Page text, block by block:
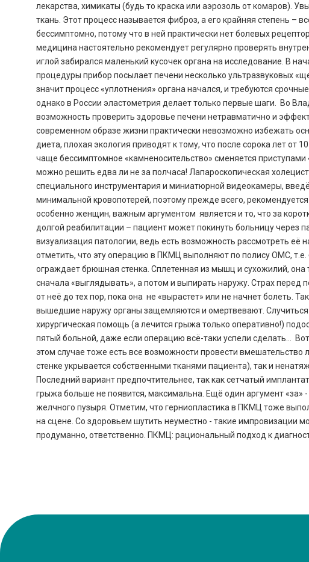
лекарства, химикаты (будь то краска или аэрозоль от комаров).
ткань. Этот процесс называется фиброз, а его крайняя степень
бессимптомно, потому что в ней практически нет болевых
медицина настоятельно рекомендует регулярно проверять
иглой забирался маленький кусочек органа на исследование. В
процедуры прибор посылает печени несколько ультразвуковых
значит процесс «уплотнения» органа начался, и требуются
однако в России эластометрия делает только первые шаги. Во
возможность проверить здоровье печени нетравматично и
современном образе жизни практически невозможно избежать
диета, плохая экология приводят к тому, что после сорока лет
чаще бессимптомное «камненосительство» сменяется
можно решить едва ли не за полчаса! Лапароскопическая
специального инструментария и миниатюрной видеокамеры,
минимальной кровопотерей, поэтому прежде всего,
особенно женщин, важным аргументом является и то, что за
долгой реабилитации – пациент может покинуть больницу через
визуализация патологии, ведь есть возможность рассмотреть её
отметить, что эту операцию в ПКМЦ выполняют по полису ОМС,
ограждает брюшная стенка. Сплетенная из мышц и сухожилий, она
сначала «выглядывать», а потом и выпирать наружу. Страх перед
от неё до тех пор, пока она не «вырастет» или не начнет болеть.
вышедшие наружу органы защемляются и омертвевают. Случиться
хирургическая помощь (а лечится грыжа только оперативно!)
пятый больной, даже если операцию всё-таки успели сделать…
этом случае тоже есть все возможности провести
стенке укрывается собственными тканями пациента), так и
Последний вариант предпочтительнее, так как сетчатый
грыжа больше не появится, максимальна. Ещё один аргумент
желчного пузыря. Отметим, что герниопластика в ПКМЦ тоже
на сцене. Со здоровьем шутить неуместно - такие импровизации
продуманно, ответственно. ПКМЦ: рациональный подход к